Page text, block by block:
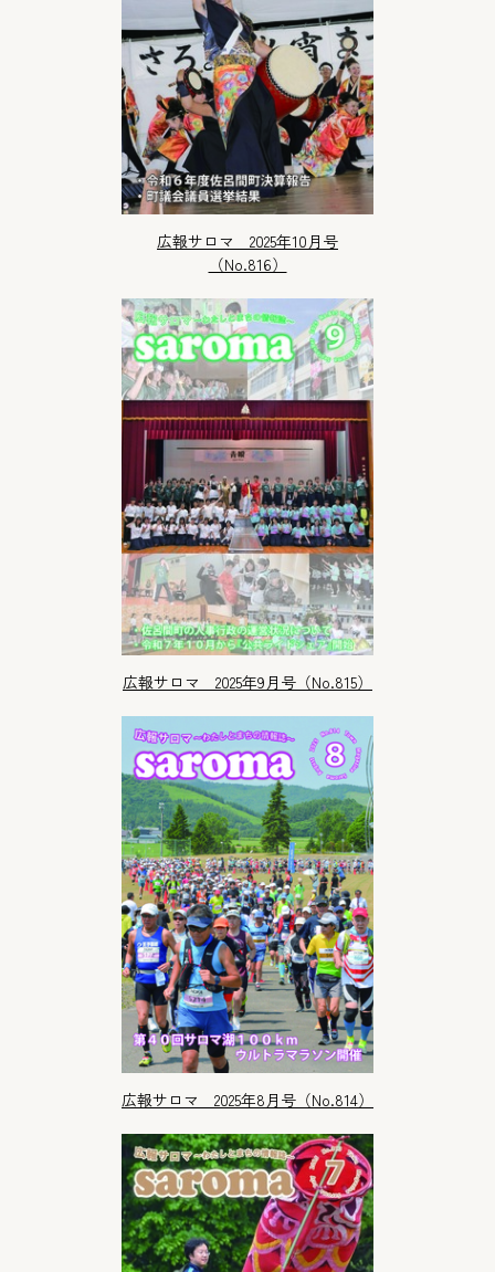
広報サロマ 2025年10月号
（No.816）
広報サロマ 2025年9月号（No.815）
広報サロマ 2025年8月号（No.814）